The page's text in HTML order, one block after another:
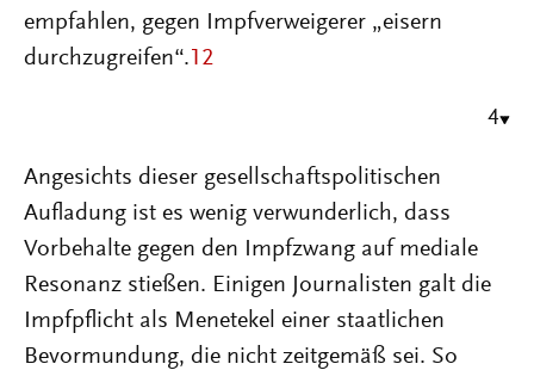
empfahlen, gegen Impfverweigerer „eisern
durchzugreifen“. 12
4
Angesichts dieser gesellschaftspolitischen
Aufladung ist es wenig verwunderlich, dass
Vorbehalte gegen den Impfzwang auf mediale
Resonanz stießen. Einigen Journalisten galt die
Impfpflicht als Menetekel einer staatlichen
Bevormundung, die nicht zeitgemäß sei. So